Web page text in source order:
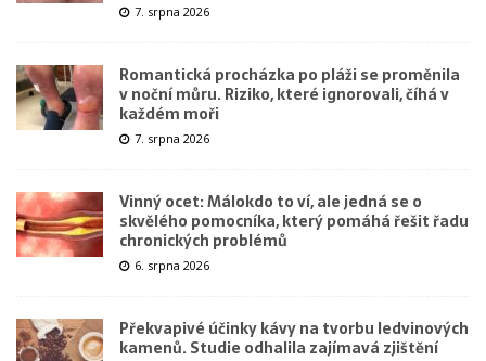
7. srpna 2026
Romantická procházka po pláži se proměnila
v noční můru. Riziko, které ignorovali, číhá v
každém moři
7. srpna 2026
Vinný ocet: Málokdo to ví, ale jedná se o
skvělého pomocníka, který pomáhá řešit řadu
chronických problémů
6. srpna 2026
Překvapivé účinky kávy na tvorbu ledvinových
kamenů. Studie odhalila zajímavá zjištění